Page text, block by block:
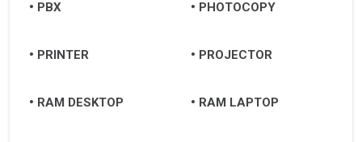
PBX PHOTOCOPY
PRINTER PROJECTOR
RAM DESKTOP RAM LAPTOP